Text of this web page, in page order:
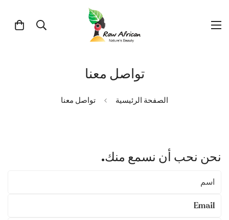
تواصل معنا
الصفحة الرئيسية تواصل معنا
نحن نحب أن نسمع منك.